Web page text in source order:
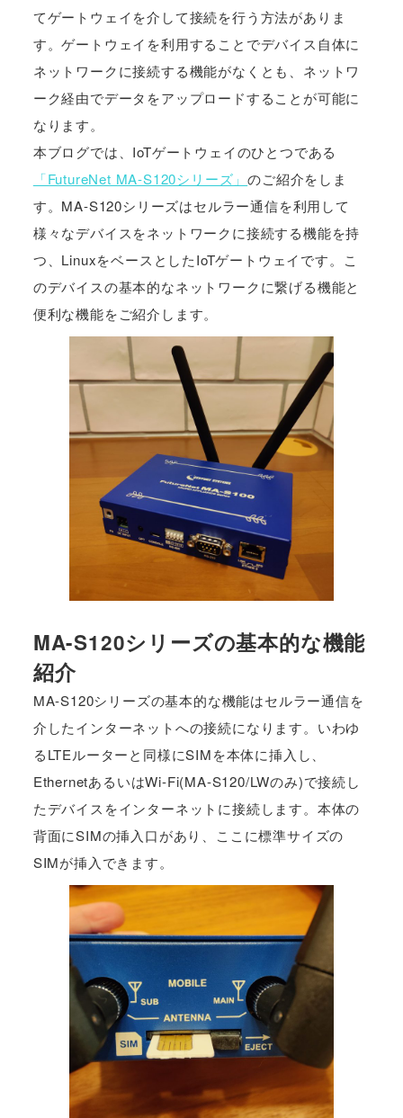
てゲートウェイを介して接続を行う方法がありま
す。ゲートウェイを利用することでデバイス自体に
ネットワークに接続する機能がなくとも、ネットワ
ーク経由でデータをアップロードすることが可能に
なります。
本ブログでは、IoTゲートウェイのひとつである
「FutureNet MA-S120シリーズ」のご紹介をしま
す。MA-S120シリーズはセルラー通信を利用して
様々なデバイスをネットワークに接続する機能を持
つ、LinuxをベースとしたIoTゲートウェイです。こ
のデバイスの基本的なネットワークに繋げる機能と
便利な機能をご紹介します。
MA-S120シリーズの基本的な機能
紹介
MA-S120シリーズの基本的な機能はセルラー通信を
介したインターネットへの接続になります。いわゆ
るLTEルーターと同様にSIMを本体に挿入し、
EthernetあるいはWi-Fi(MA-S120/LWのみ)で接続し
たデバイスをインターネットに接続します。本体の
背面にSIMの挿入口があり、ここに標準サイズの
SIMが挿入できます。